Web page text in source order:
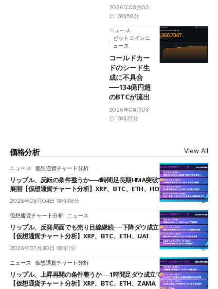
2026年08月03
日 13時56分
ニュース
ビットコインニ
ュース
コールドカー
ドのシード生
成に不具合
──134億円超
のBTCが流出
2026年08月03
日 13時37分
価格分析 View All
ニュース 仮想通貨チャート分析
リップル、反転の条件整うか──4時間足長期HMA突破で雲下端を目指す
展開【仮想通貨チャート分析】XRP、BTC、ETH、HOME
2026年08月04日 18時36分
仮想通貨チャート分析 ニュース
リップル、反発局面でも売り目線継続──下降ダウ成立で下値追う展開
【仮想通貨チャート分析】XRP、BTC、ETH、UAI
2026年07月30日 18時11分
ニュース 仮想通貨チャート分析
リップル、上昇再開の条件整うか──1時間足ダウ成立で1.185ドルを狙う
【仮想通貨チャート分析】XRP、BTC、ETH、ZAMA